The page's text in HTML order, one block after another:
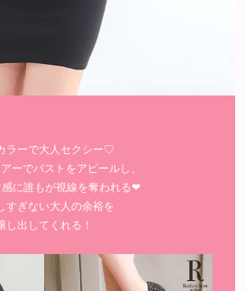
ラーで大人セクシー♡
ーでバストをアピールし、
に誰もが視線を奪われる❤︎
すぎない大人の余裕を
し出してくれる！